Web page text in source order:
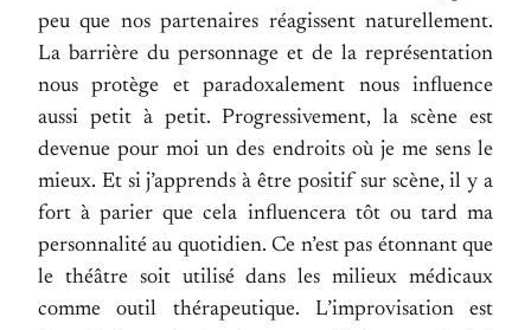
peu que nos partenaires réagissent naturellement.
La barrière du personnage et de la représentation
nous protège et paradoxalement nous influence
aussi petit à petit. Progressivement, la scène est
devenue pour moi un des endroits où je me sens le
mieux. Et si j’apprends à être positif sur scène, il y a
fort à parier que cela influencera tôt ou tard ma
personnalité au quotidien. Ce n’est pas étonnant que
le théâtre soit utilisé dans les milieux médicaux
comme outil thérapeutique. L’improvisation est